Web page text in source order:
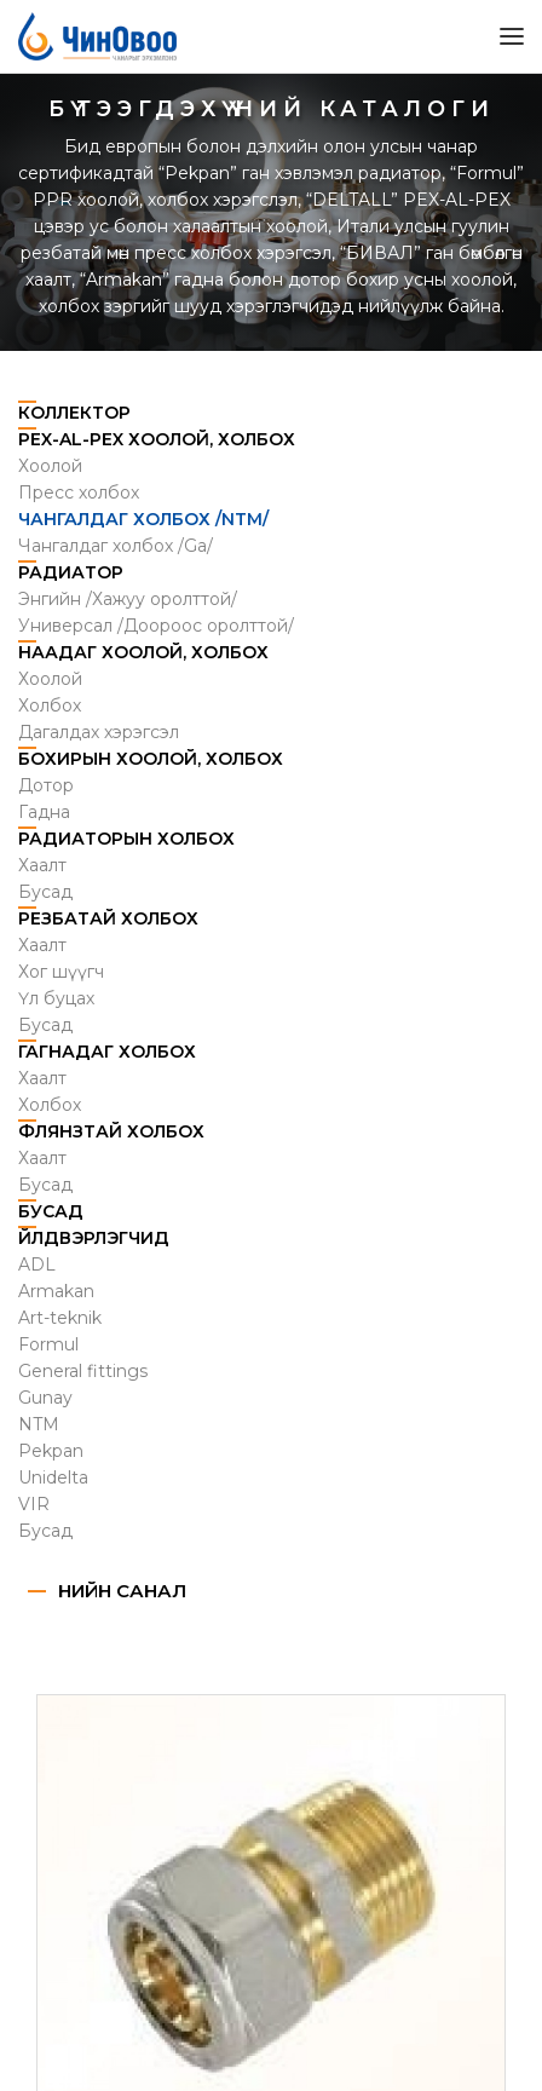
БҮТЭЭГДЭХҮҮНИЙ КАТАЛОГИ
Бид европын болон дэлхийн олон улсын чанар
сертификадтай “Pekpan” ган хэвлэмэл радиатор, “Formul”
PPR хоолой, холбох хэрэгслэл, “DELTALL” PEX-AL-PEX
цэвэр ус болон халаалтын хоолой, Итали улсын гуулин
резбатай мөн пресс холбох хэрэгсэл, “БИВАЛ” ган бөмбөлгөн
хаалт, “Armakan” гадна болон дотор бохир усны хоолой,
холбох зэргийг шууд хэрэглэгчидэд нийлүүлж байна.
КОЛЛЕКТОР
PEX-AL-PEX ХООЛОЙ, ХОЛБОХ
Хоолой
Пресс холбох
ЧАНГАЛДАГ ХОЛБОХ /NTM/
Чангалдаг холбох /Ga/
РАДИАТОР
Энгийн /Хажуу оролттой/
Универсал /Доороос оролттой/
НААДАГ ХООЛОЙ, ХОЛБОХ
Хоолой
Холбох
Дагалдах хэрэгсэл
БОХИРЫН ХООЛОЙ, ХОЛБОХ
Дотор
Гадна
РАДИАТОРЫН ХОЛБОХ
Хаалт
Бусад
РЕЗБАТАЙ ХОЛБОХ
Хаалт
Хог шүүгч
Үл буцах
Бусад
ГАГНАДАГ ХОЛБОХ
Хаалт
Холбох
ФЛЯНЗТАЙ ХОЛБОХ
Хаалт
Бусад
БУСАД
ҮЙЛДВЭРЛЭГЧИД
ADL
Armakan
Art-teknik
Formul
General fittings
Gunay
NTM
Pekpan
Unidelta
VIR
Бусад
ҮНИЙН САНАЛ